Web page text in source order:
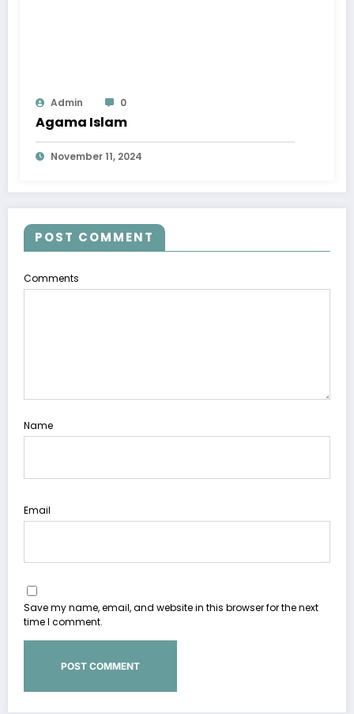
Admin 0
Agama Islam
November 11, 2024
POST COMMENT
Comments
Name
Email
Save my name, email, and website in this browser for the next
time I comment.